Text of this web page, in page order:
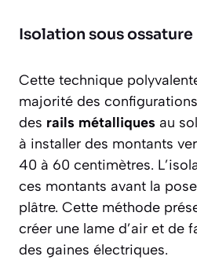
Isolation sous
Cette technique
majorité des
des rails métalliques au
à installer des montants
40 à 60 centimètres.
ces montants avant la
plâtre. Cette méthode
créer une lame d’air et de
des gaines électriques.